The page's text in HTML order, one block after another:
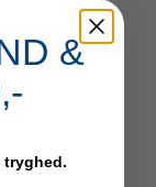
&
tryghed.